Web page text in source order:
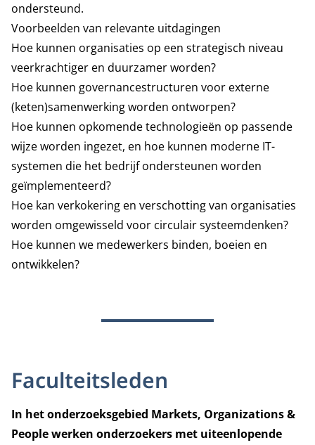
ondersteund.
Voorbeelden van relevante uitdagingen
Hoe kunnen organisaties op een strategisch niveau
veerkrachtiger en duurzamer worden?
Hoe kunnen governancestructuren voor externe
(keten)samenwerking worden ontworpen?
Hoe kunnen opkomende technologieën op passende
wijze worden ingezet, en hoe kunnen moderne IT-
systemen die het bedrijf ondersteunen worden
geïmplementeerd?
Hoe kan verkokering en verschotting van organisaties
worden omgewisseld voor circulair systeemdenken?
Hoe kunnen we medewerkers binden, boeien en
ontwikkelen?
Faculteitsleden
In het onderzoeksgebied Markets, Organizations &
People werken onderzoekers met uiteenlopende